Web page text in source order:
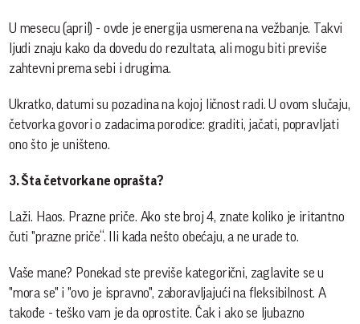
U mesecu (april) - ovde je energija usmerena na vežbanje. Takvi
ljudi znaju kako da dovedu do rezultata, ali mogu biti previše
zahtevni prema sebi i drugima.
Ukratko, datumi su pozadina na kojoj ličnost radi. U ovom slučaju,
četvorka govori o zadacima porodice: graditi, jačati, popravljati
ono što je uništeno.
3. Šta četvorka ne oprašta?
Laži. Haos. Prazne priče. Ako ste broj 4, znate koliko je iritantno
čuti "prazne priče“. Ili kada nešto obećaju, a ne urade to.
Vaše mane? Ponekad ste previše kategorični, zaglavite se u
"mora se" i "ovo je ispravno", zaboravljajući na fleksibilnost. A
takođe - teško vam je da oprostite. Čak i ako se ljubazno